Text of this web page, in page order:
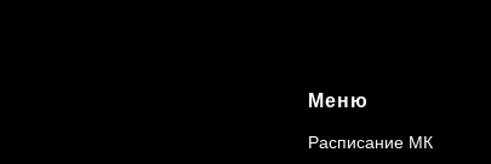
Меню
Расписание МК